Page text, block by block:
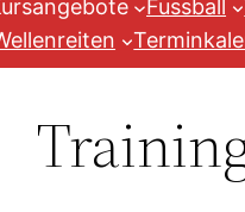
Fussball